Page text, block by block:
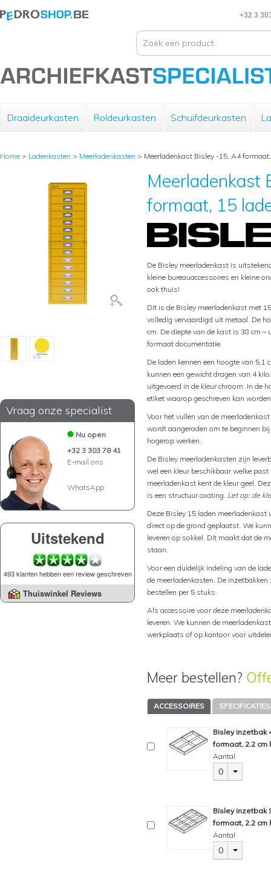
+32 3
Draaideurkasten Roldeurkasten Schuifdeurkasten
Home > Ladenkasten > Meerladenkasten > Meerladenkast Bisley -15, A4
Vraag onze specialist
Nu open
+32 3 303 78 41
E-mail ons
WhatsApp
Uitstekend
493 klanten hebben een review geschreven
Thuiswinkel Reviews
Meerladenkast
formaat, 15
De Bisley meerladenkast is
kleine bureauaccessoires en kleine
ook thuis!
Dit is de Bisley meerladenkast met
volledig vervaardigd uit metaal. De
cm. De diepte van de kast is 38 cm
formaat documentatie.
De laden kennen een hoogte van
kunnen een gewicht dragen van 4
uitgevoerd in de kleur chroom. In de
etiket waarop geschreven kan
Voor het vullen van de
wordt aangeraden om te beginnen
hogerop werken.
De Bisley meerladenkasten zijn
wel een kleur beschikbaar welke
meerladenkast kent de kleur geel.
is een structuur coating. Let op: de
Deze Bisley 15 laden
direct op de grond geplaatst. We
leveren op sokkel. Dit maakt dat de
staan.
Voor een duidelijk indeling van de
de meerladenkasten. De
bestellen per 5 stuks.
Als accessoire voor deze
leveren. We kunnen de
werkplaats of op kantoor voor
Meer bestellen?
ACCESSOIRES SPECIFICATIES
Bisley inzetbak
formaat, 2.2 cm
Aantal
0
Bisley inzetbak
formaat, 2.2 cm
Aantal
0